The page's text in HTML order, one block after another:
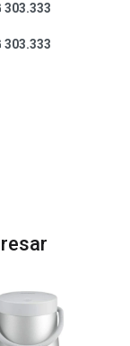
303.333
303.333